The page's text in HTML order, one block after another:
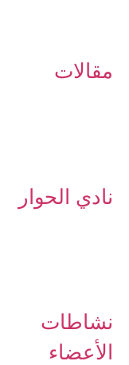
مقالات
نادي الحوار
نشاطات
الأعضاء